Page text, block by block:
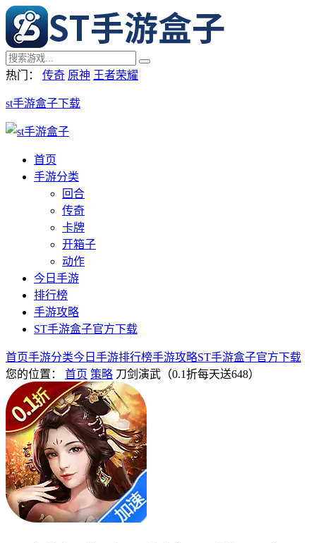
热门： 传奇 原神 王者荣耀
st手游盒子下载
首页
手游分类
回合
传奇
卡牌
开箱子
动作
今日手游
排行榜
手游攻略
ST手游盒子官方下载
首页手游分类今日手游排行榜手游攻略ST手游盒子官方下载
您的位置：
首页 策略 刀剑演武（0.1折每天送648）